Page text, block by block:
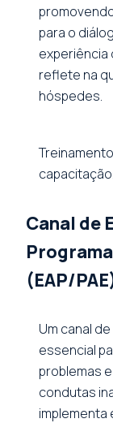
para o
experiência
reflete na
hóspedes.
capacitação.
Canal de
(EAP/
Um canal
essencial
problemas
condutas
implementa